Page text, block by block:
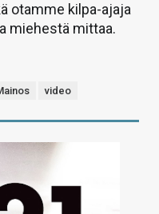
otamme kilpa-ajaja
miehestä mittaa.
video